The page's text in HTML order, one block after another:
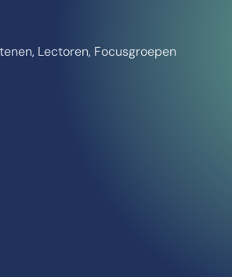
Lectoren, Focusgroepen